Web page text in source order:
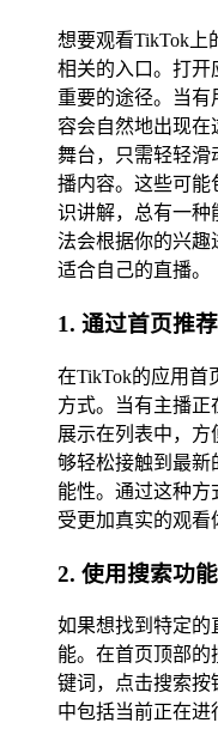
想要观看TikTok上
相关的入口。打开
重要的途径。当有
容会自然地出现在
舞台，只需轻轻滑
播内容。这些可能
识讲解，总有一种
法会根据你的兴趣
适合自己的直播。
1. 通过首页推
在TikTok的应用首
方式。当有主播
展示在列表中，
够轻松接触到最新
能性。通过这种
受更加真实的观看
2. 使用搜索功
如果想找到特定的
能。在首页顶部的
键词，点击搜索按
中包括当前正在进